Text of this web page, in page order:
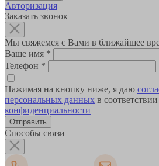
Авторизация
Заказать звонок
Мы свяжемся с Вами в ближайшее
Ваше имя *
Телефон *
Нажимая на кнопку ниже, я даю
персональных данных в
конфиденциальности
Способы связи